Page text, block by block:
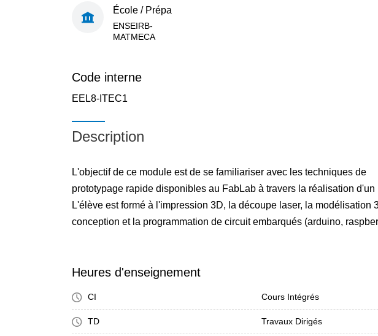
École / Prépa
ENSEIRB-
MATMECA
Code interne
EEL8-ITEC1
Description
L'objectif de ce module est de se familiariser avec les techniques de
prototypage rapide disponibles au FabLab à travers la réalisation d'un
L'élève est formé à l'impression 3D, la découpe laser, la modélisation
conception et la programmation de circuit embarqués (arduino,
Heures d'enseignement
CI Cours Intégrés
TD Travaux Dirigés